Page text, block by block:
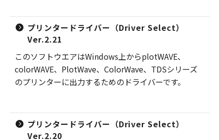
プリンタードライバー（Driver Select）
Ver.2.21
このソフトウエアはWindows上からplotWAVE、
colorWAVE、PlotWave、ColorWave、TDSシリーズ
のプリンターに出力するためのドライバーです。
プリンタードライバー（Driver Select）
Ver.2.20